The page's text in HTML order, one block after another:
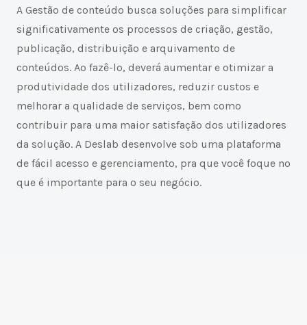
A Gestão de conteúdo busca soluções para simplificar
significativamente os processos de criação, gestão,
publicação, distribuição e arquivamento de
conteúdos. Ao fazê-lo, deverá aumentar e otimizar a
produtividade dos utilizadores, reduzir custos e
melhorar a qualidade de serviços, bem como
contribuir para uma maior satisfação dos utilizadores
da solução. A Deslab desenvolve sob uma plataforma
de fácil acesso e gerenciamento, pra que você foque no
que é importante para o seu negócio.